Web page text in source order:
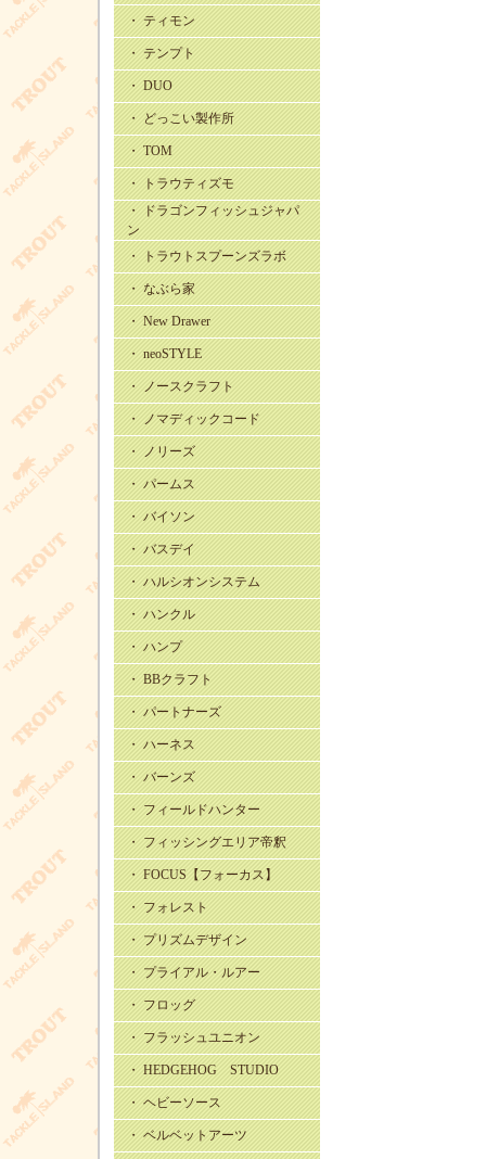
・ ティモン
・ テンプト
・ DUO
・ どっこい製作所
・ TOM
・ トラウティズモ
・ ドラゴンフィッシュジャパ
ン
・ トラウトスプーンズラボ
・ なぶら家
・ New Drawer
・ neoSTYLE
・ ノースクラフト
・ ノマディックコード
・ ノリーズ
・ パームス
・ バイソン
・ バスデイ
・ ハルシオンシステム
・ ハンクル
・ ハンプ
・ BBクラフト
・ パートナーズ
・ ハーネス
・ バーンズ
・ フィールドハンター
・ フィッシングエリア帝釈
・ FOCUS【フォーカス】
・ フォレスト
・ プリズムデザイン
・ プライアル・ルアー
・ フロッグ
・ フラッシュユニオン
・ HEDGEHOG STUDIO
・ ヘビーソース
・ ベルベットアーツ